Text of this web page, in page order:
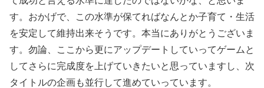
す。おかげで、この水準が保てればなんとか子育て・生活
を安定して維持出来そうです。本当にありがとうございま
す。勿論、ここから更にアップデートしていってゲームと
してさらに完成度を上げていきたいと思っていますし、次
タイトルの企画も並行して進めていっています。